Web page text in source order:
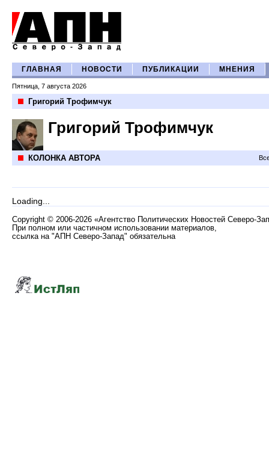
ГЛАВНАЯ НОВОСТИ ПУБЛИКАЦИИ МНЕНИЯ
Пятница, 7 августа 2026
Григорий Трофимчук
Григорий Трофимчук
КОЛОНКА АВТОРА
Loading...
Copyright © 2006-2026 «Агентство Политических Новостей Северо-
При полном или частичном использовании материалов,
ссылка на "АПН Северо-Запад" обязательна